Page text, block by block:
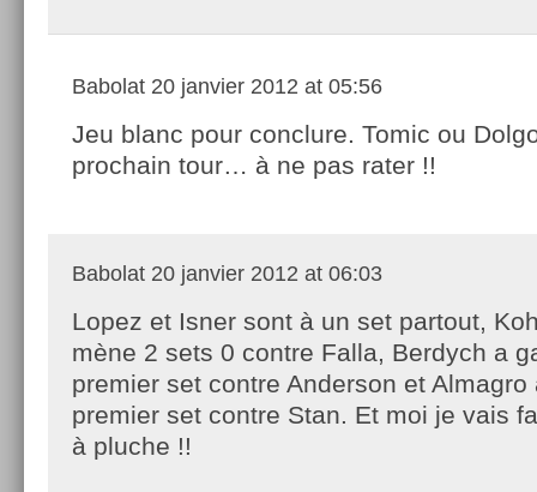
Babolat 20 janvier 2012 at 05:56
Jeu blanc pour conclure. Tomic ou
prochain tour… à ne pas rater !!
Babolat 20 janvier 2012 at 06:03
Lopez et Isner sont à un set partout,
mène 2 sets 0 contre Falla, Berdych a
premier set contre Anderson et Almagro
premier set contre Stan. Et moi je vais
à pluche !!